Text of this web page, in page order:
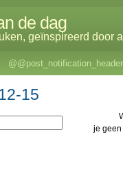
de dag
geïnspireerd door
@@post_notification_header
15
je